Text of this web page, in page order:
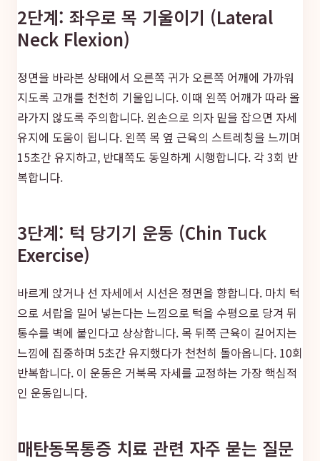
2단계: 좌우로 목 기울이기 (Lateral
Neck Flexion)
정면을 바라본 상태에서 오른쪽 귀가 오른쪽 어깨에 가까워
지도록 고개를 천천히 기울입니다. 이때 왼쪽 어깨가 따라 올
라가지 않도록 주의합니다. 왼손으로 의자 밑을 잡으면 자세
유지에 도움이 됩니다. 왼쪽 목 옆 근육의 스트레칭을 느끼며
15초간 유지하고, 반대쪽도 동일하게 시행합니다. 각 3회 반
복합니다.
3단계: 턱 당기기 운동 (Chin Tuck
Exercise)
바르게 앉거나 선 자세에서 시선은 정면을 향합니다. 마치 턱
으로 서랍을 밀어 넣는다는 느낌으로 턱을 수평으로 당겨 뒤
통수를 벽에 붙인다고 상상합니다. 목 뒤쪽 근육이 길어지는
느낌에 집중하며 5초간 유지했다가 천천히 돌아옵니다. 10회
반복합니다. 이 운동은 거북목 자세를 교정하는 가장 핵심적
인 운동입니다.
매탄동목통증 치료 관련 자주 묻는 질문